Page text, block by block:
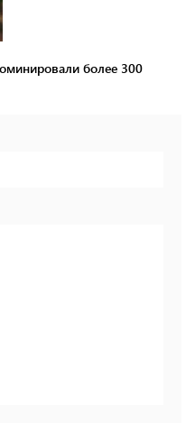
более 300